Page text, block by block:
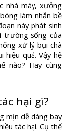
nhà máy, xưởng
làm nhẵn bề
này phát sinh
trường sống của
xử lý bụi chà
hiệu quả. Vậy hệ
nào? Hãy cùng
hại gì?
mịn dễ dàng bay
tác hại. Cụ thể